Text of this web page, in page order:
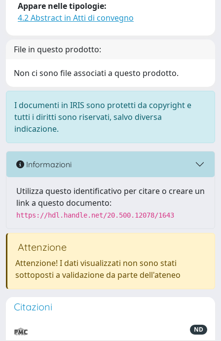
Appare nelle tipologie:
4.2 Abstract in Atti di convegno
File in questo prodotto:
Non ci sono file associati a questo prodotto.
I documenti in IRIS sono protetti da copyright e
tutti i diritti sono riservati, salvo diversa
indicazione.
Informazioni
Utilizza questo identificativo per citare o creare un
link a questo documento:
https://hdl.handle.net/20.500.12078/1643
Attenzione
Attenzione! I dati visualizzati non sono stati
sottoposti a validazione da parte dell'ateneo
Citazioni
ND